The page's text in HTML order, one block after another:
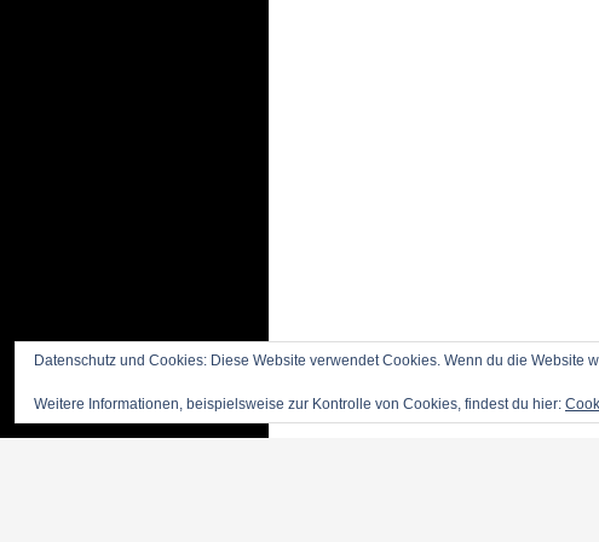
Datenschutz und Cookies: Diese Website verwendet Cookies. Wenn du die Website
Weitere Informationen, beispielsweise zur Kontrolle von Cookies, findest du hier: